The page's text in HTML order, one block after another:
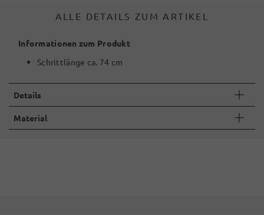
ALLE DETAILS ZUM ARTIKEL
Informationen zum Produkt
Schrittlänge ca. 74 cm
Details
Material